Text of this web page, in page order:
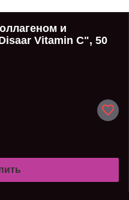
и
Vitamin C", 50